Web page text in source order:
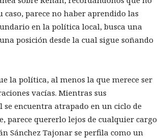
parece no haber aprendido las
en la política local, busca una
posición desde la cual sigue soñando
la política, al menos la que merece ser
vacías. Mientras sus
encuentra atrapado en un ciclo de
parece quererlo lejos de cualquier cargo
Sánchez Tajonar se perfila como un